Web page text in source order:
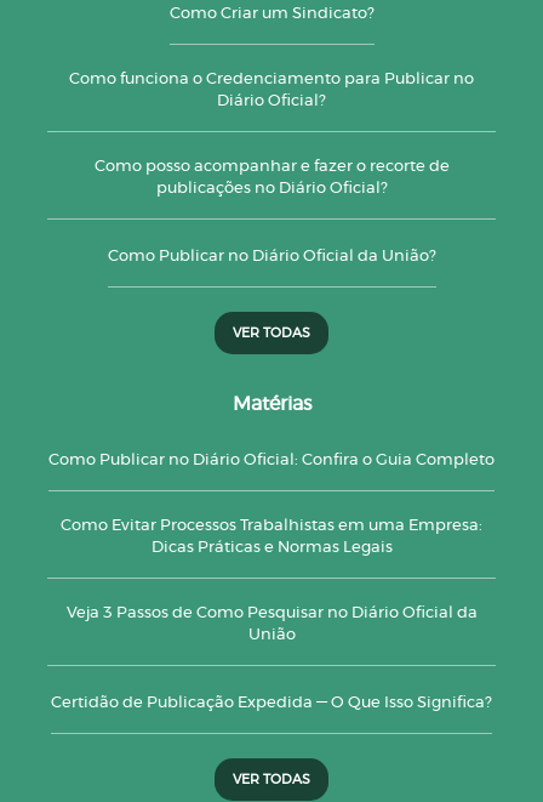
Como Criar um Sindicato?
Como funciona o Credenciamento para Publicar no
Diário Oficial?
Como posso acompanhar e fazer o recorte de
publicações no Diário Oficial?
Como Publicar no Diário Oficial da União?
VER TODAS
Matérias
Como Publicar no Diário Oficial: Confira o Guia Completo
Como Evitar Processos Trabalhistas em uma Empresa:
Dicas Práticas e Normas Legais
Veja 3 Passos de Como Pesquisar no Diário Oficial da
União
Certidão de Publicação Expedida — O Que Isso Significa?
VER TODAS